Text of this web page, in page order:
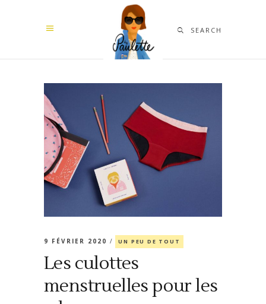
SEARCH
9 FÉVRIER 2020 UN PEU DE TOUT
Les culottes
menstruelles pour les